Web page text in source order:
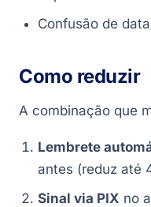
Confusão de
Como reduzir
A combinação que
Lembrete
antes (reduz até
Sinal via PIX no